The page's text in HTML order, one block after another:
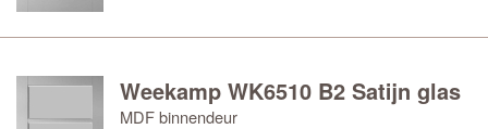
Weekamp WK6510 B2 Satijn glas
MDF binnendeur